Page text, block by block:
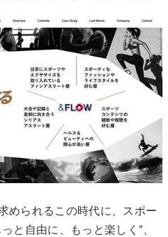
められるこの時代に、スポー
と自由に、もっと楽しく”、